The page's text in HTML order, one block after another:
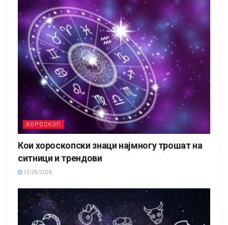
ХОРОСКОП
Кои хороскопски знаци најмногу трошат на
ситници и трендови
13/05/2026